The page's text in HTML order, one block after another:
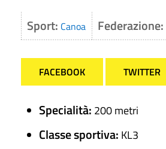
Sport: Canoa Federazione:
FACEBOOK TWITTER
Specialità: 200 metri
Classe sportiva: KL3